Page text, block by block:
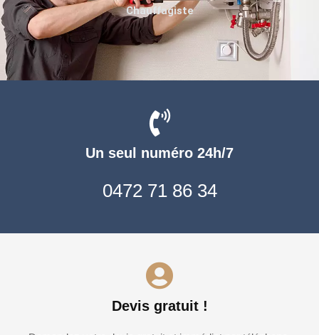
Un seul numéro 24h/7
0472 71 86 34
Devis gratuit !
Chauffagiste